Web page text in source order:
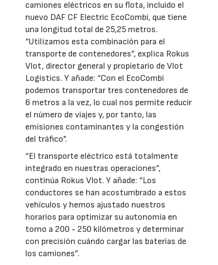
camiones eléctricos en su flota, incluido el
nuevo DAF CF Electric EcoCombi, que tiene
una longitud total de 25,25 metros.
“Utilizamos esta combinación para el
transporte de contenedores”, explica Rokus
Vlot, director general y propietario de Vlot
Logistics. Y añade: “Con el EcoCombi
podemos transportar tres contenedores de
6 metros a la vez, lo cual nos permite reducir
el número de viajes y, por tanto, las
emisiones contaminantes y la congestión
del tráfico".
“El transporte eléctrico está totalmente
integrado en nuestras operaciones”,
continúa Rokus Vlot. Y añade: “Los
conductores se han acostumbrado a estos
vehículos y hemos ajustado nuestros
horarios para optimizar su autonomía en
torno a 200 - 250 kilómetros y determinar
con precisión cuándo cargar las baterías de
los camiones”.